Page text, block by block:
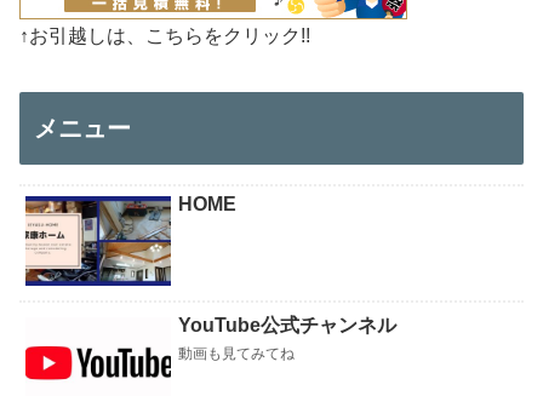
↑お引越しは、こちらをクリック!!
メニュー
HOME
YouTube公式チャンネル
動画も見てみてね